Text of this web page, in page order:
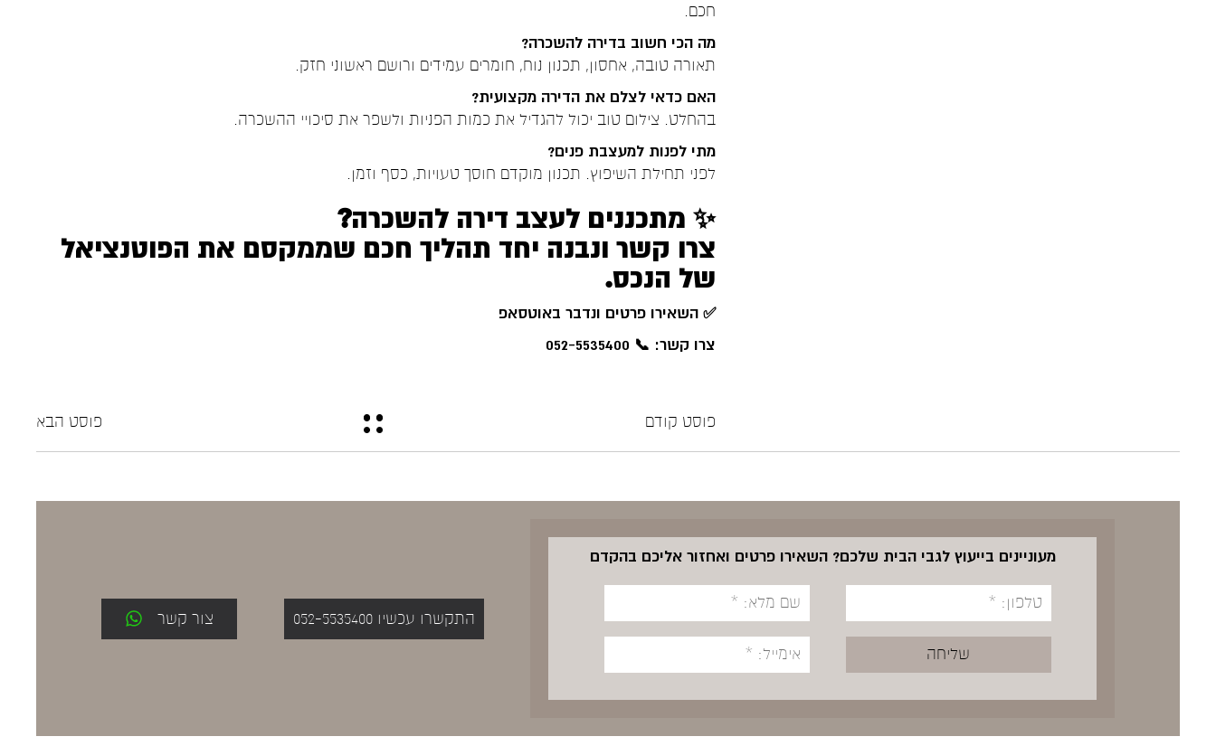
חכם.
מה הכי חשוב בדירה להשכרה?
תאורה טובה, אחסון, תכנון נוח, חומרים עמידים ורושם ראשוני חזק.
האם כדאי לצלם את הדירה מקצועית?
בהחלט. צילום טוב יכול להגדיל את כמות הפניות ולשפר את סיכויי ההשכרה.
מתי לפנות למעצבת פנים?
לפני תחילת השיפוץ. תכנון מוקדם חוסך טעויות, כסף וזמן.
✨ מתכננים לעצב דירה להשכרה?
צרו קשר ונבנה יחד תהליך חכם שממקסם את הפוטנציאל
של הנכס.
✅השאירו פרטים ונדבר באוטסאפ
צרו קשר: 📞 052-5535400
פוסט קודם פוסט הבא
מעוניינים בייעוץ לגבי הבית שלכם? השאירו פרטים ואחזור אליכם בהקדם
התקשרו עכשיו 052-5535400 צור קשר